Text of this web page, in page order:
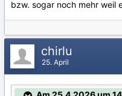
bzw. sogar noch mehr weil
chirlu
25. April